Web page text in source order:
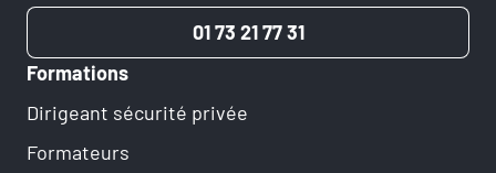
01 73 21 77 31
Formations
Dirigeant sécurité privée
Formateurs
RÉSERVER
SI.Groupe utilise vos données pour répondre à votre demande et, avec
notre politique de confidentialité.